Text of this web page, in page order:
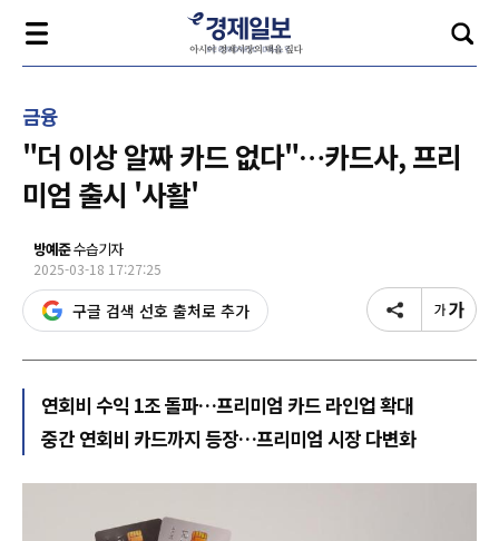
금융
"더 이상 알짜 카드 없다"…카드사, 프리
미엄 출시 '사활'
방예준수습기자
2025-03-18 17:27:25
구글 검색 선호 출처로 추가
연회비 수익 1조 돌파…프리미엄 카드 라인업 확대
중간 연회비 카드까지 등장…프리미엄 시장 다변화